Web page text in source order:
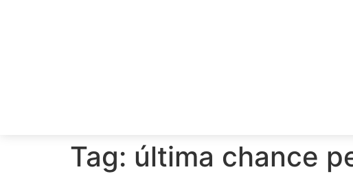
Tag: última chance